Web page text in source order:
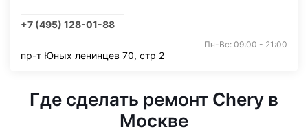
+7 (495) 128-01-88
Пн-Вс: 09:00 - 21:00
пр-т Юных ленинцев 70, стр 2
Где сделать ремонт Chery в
Москве